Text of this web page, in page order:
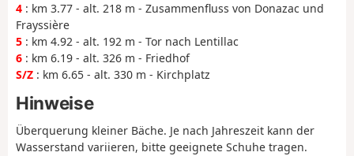
4 : km 3.77 - alt. 218 m - Zusammenfluss von Donazac und
Frayssière
5 : km 4.92 - alt. 192 m - Tor nach Lentillac
6 : km 6.19 - alt. 326 m - Friedhof
S/Z : km 6.65 - alt. 330 m - Kirchplatz
Hinweise
Überquerung kleiner Bäche. Je nach Jahreszeit kann der
Wasserstand variieren, bitte geeignete Schuhe tragen.